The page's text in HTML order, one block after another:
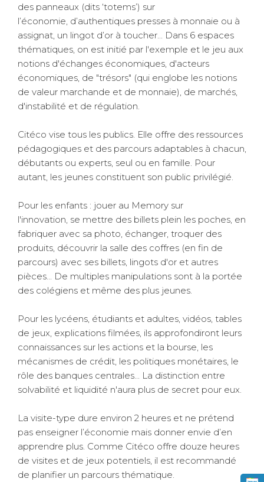
des panneaux (dits ‘totems’) sur
l’économie, d’authentiques presses à monnaie ou à
assignat, un lingot d’or à toucher... Dans 6 espaces
thématiques, on est initié par l'exemple et le jeu aux
notions d'échanges économiques, d'acteurs
économiques, de "trésors" (qui englobe les notions
de valeur marchande et de monnaie), de marchés,
d'instabilité et de régulation.
Citéco vise tous les publics. Elle offre des ressources
pédagogiques et des parcours adaptables à chacun,
débutants ou experts, seul ou en famille. Pour
autant, les jeunes constituent son public privilégié.
Pour les enfants : jouer au Memory sur
l'innovation, se mettre des billets plein les poches, en
fabriquer avec sa photo, échanger, troquer des
produits, découvrir la salle des coffres (en fin de
parcours) avec ses billets, lingots d'or et autres
pièces... De multiples manipulations sont à la portée
des colégiens et même des plus jeunes.
Pour les lycéens, étudiants et adultes, vidéos, tables
de jeux, explications filmées, ils approfondiront leurs
connaissances sur les actions et la bourse, les
mécanismes de crédit, les politiques monétaires, le
rôle des banques centrales... La distinction entre
solvabilité et liquidité n'aura plus de secret pour eux.
La visite-type dure environ 2 heures et ne prétend
pas enseigner l’économie mais donner envie d’en
apprendre plus. Comme Citéco offre douze heures
de visites et de jeux potentiels, il est recommandé
de planifier un parcours thématique.